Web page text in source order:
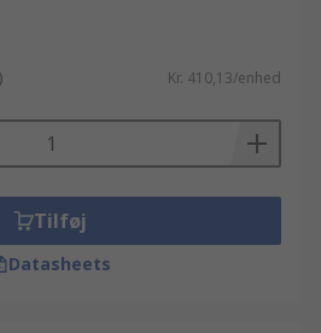
Kr. 410,13/enhed
Tilføj
Datasheets